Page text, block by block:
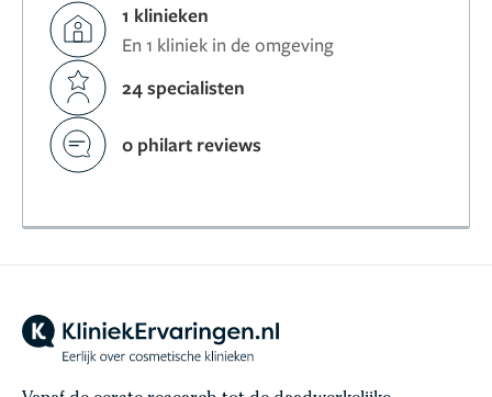
1 klinieken
En 1 kliniek in de omgeving
24 specialisten
0 philart reviews